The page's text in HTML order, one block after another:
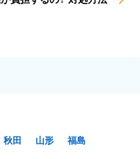
秋田 山形
福島